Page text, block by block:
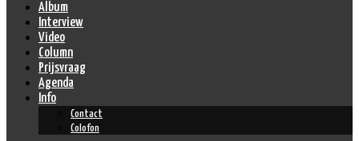
Album
Interview
Video
Column
Prijsvraag
Agenda
Info
Contact
Colofon